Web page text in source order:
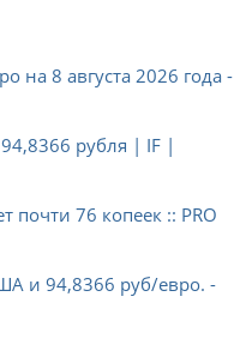
на 8 августа 2026 года -
рубля | IF |
почти 76 копеек :: PRO
и 94,8366 руб/евро. -